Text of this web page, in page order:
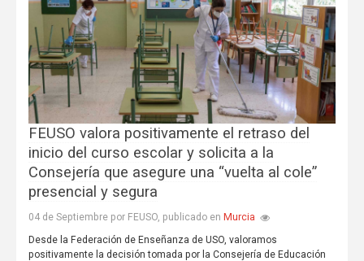
FEUSO valora positivamente el retraso del
inicio del curso escolar y solicita a la
Consejería que asegure una “vuelta al cole”
presencial y segura
04 de Septiembre por FEUSO, publicado en Murcia
Desde la Federación de Enseñanza de USO, valoramos
positivamente la decisión tomada por la Consejería de Educación